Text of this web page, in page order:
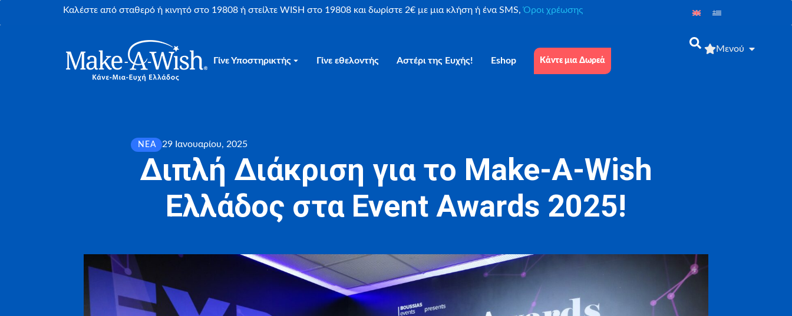
Καλέστε από σταθερό ή κινητό στο 19808 ή στείλτε WISH στο 19808 και δωρίστε 2€ με μια κλήση ή ένα SMS,Όροι χρέωσης
Γίνε Υποστηρικτής Γίνε εθελοντής Αστέρι της Ευχής! Eshop Κάντε μια Δωρεά
Μενού
ΝΈΑ 29 Ιανουαρίου, 2025
Διπλή Διάκριση για το Make-A-Wish
Ελλάδος στα Event Awards 2025!